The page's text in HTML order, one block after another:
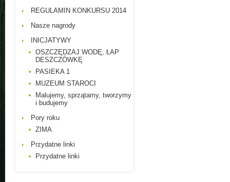
REGULAMIN KONKURSU 2014
Nasze nagrody
INICJATYWY
OSZCZĘDZAJ WODĘ, ŁAP
DESZCZÓWKĘ
PASIEKA 1
MUZEUM STAROCI
Malujemy, sprzątamy, tworzymy
i budujemy
Pory roku
ZIMA
Przydatne linki
Przydatne linki